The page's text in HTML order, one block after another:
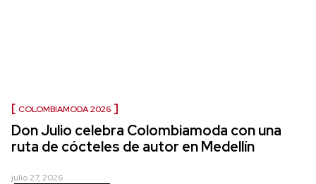
COLOMBIAMODA 2026
Don Julio celebra Colombiamoda con una
ruta de cócteles de autor en Medellín
julio 27, 2026